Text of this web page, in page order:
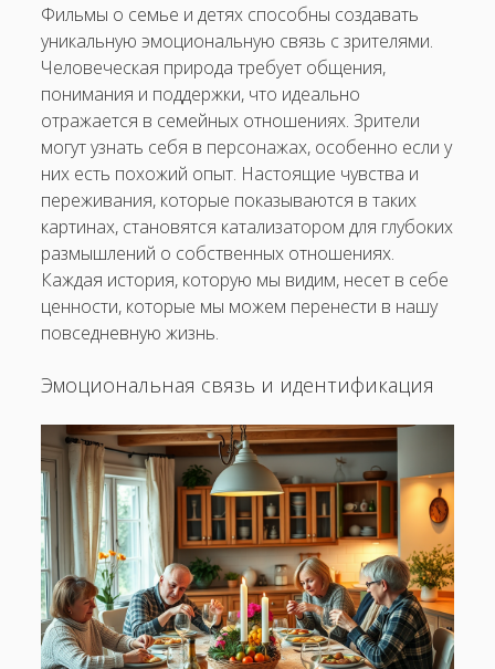
Фильмы о семье и детях способны создавать
уникальную эмоциональную связь с зрителями.
Человеческая природа требует общения,
понимания и поддержки, что идеально
отражается в семейных отношениях. Зрители
могут узнать себя в персонажах, особенно если у
них есть похожий опыт. Настоящие чувства и
переживания, которые показываются в таких
картинах, становятся катализатором для глубоких
размышлений о собственных отношениях.
Каждая история, которую мы видим, несет в себе
ценности, которые мы можем перенести в нашу
повседневную жизнь.
Эмоциональная связь и идентификация